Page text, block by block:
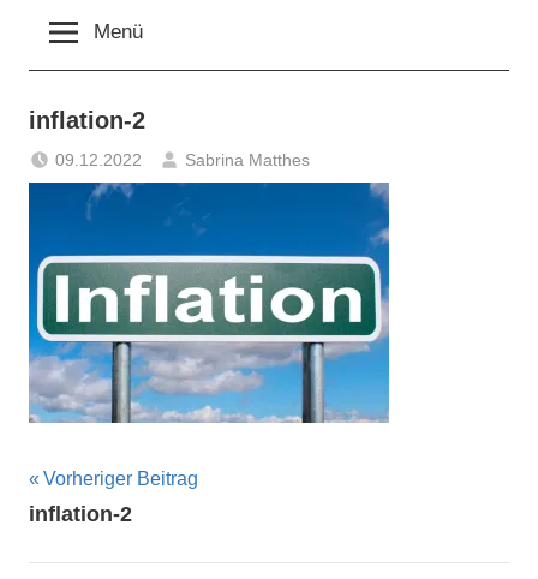
Menü
inflation-2
09.12.2022 Sabrina Matthes
Beitragsnavigation
Vorheriger Beitrag
inflation-2